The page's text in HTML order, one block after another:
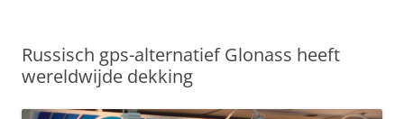
Russisch gps-alternatief Glonass heeft
wereldwijde dekking